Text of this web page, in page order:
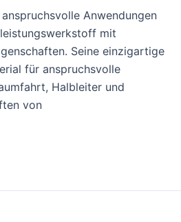
Anwendungen
mit
Seine einzigartige
für anspruchsvolle
Halbleiter und
von